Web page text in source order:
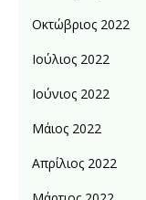
Οκτώβριος 2022
Ιούλιος 2022
Ιούνιος 2022
Μάιος 2022
Απρίλιος 2022